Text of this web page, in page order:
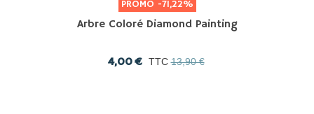
PROMO -71,22%
Arbre Coloré Diamond Painting
4,00 € TTC 13,90 €